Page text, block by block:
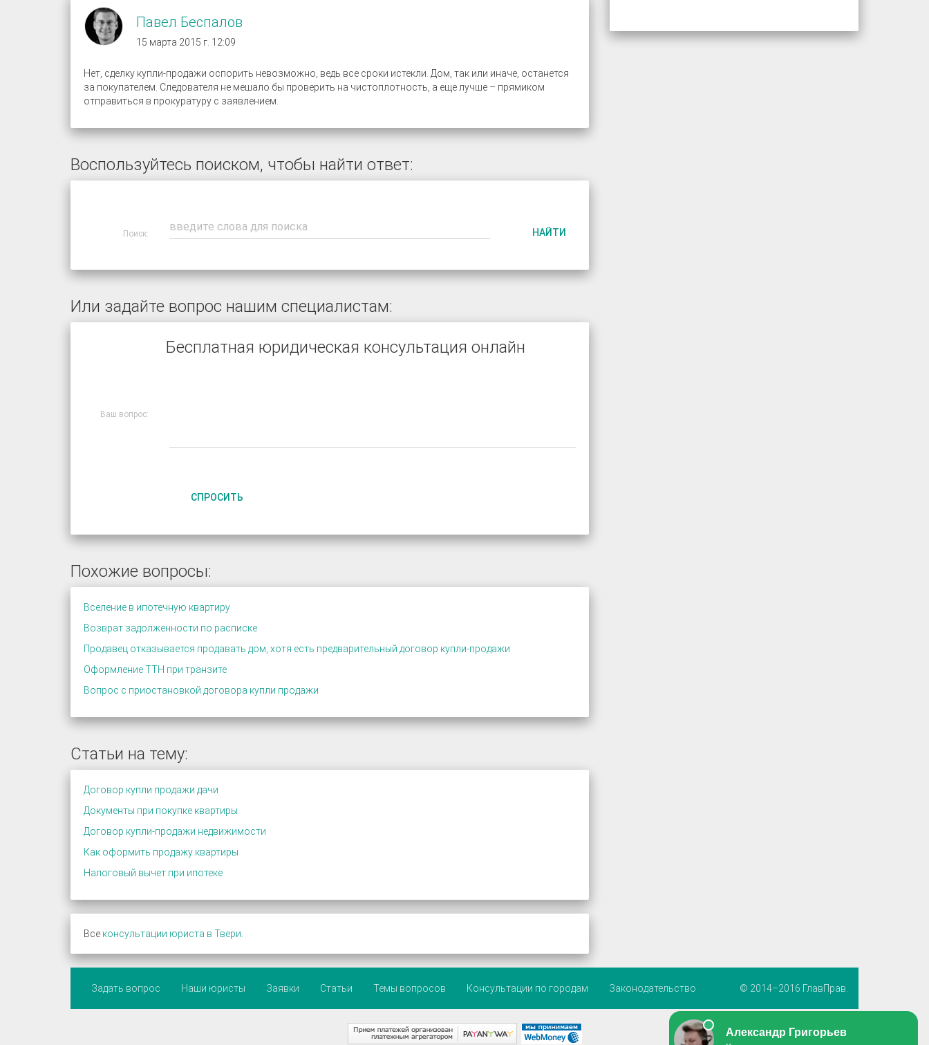
Павел Беспалов
15 марта 2015 г. 12:09
Нет, сделку купли-продажи оспорить невозможно, ведь все сроки истекли. Дом, так или иначе, останется
за покупателем. Следователя не мешало бы проверить на чистоплотность, а еще лучше – прямиком
отправиться в прокуратуру с заявлением.
Воспользуйтесь поиском, чтобы найти ответ:
Поиск: НАЙТИ
Или задайте вопрос нашим специалистам:
Бесплатная юридическая консультация онлайн
Ваш вопрос:
СПРОСИТЬ
Похожие вопросы:
Вселение в ипотечную квартиру
Возврат задолженности по расписке
Продавец отказывается продавать дом, хотя есть предварительный договор купли-продажи
Оформление ТТН при транзите
Вопрос с приостановкой договора купли продажи
Статьи на тему:
Договор купли продажи дачи
Документы при покупке квартиры
Договор купли-продажи недвижимости
Как оформить продажу квартиры
Налоговый вычет при ипотеке
Все консультации юриста в Твери.
Задать вопрос Наши юристы Заявки Статьи Темы вопросов Консультации по городам Законодательство © 2014–2016 ГлавПрав.